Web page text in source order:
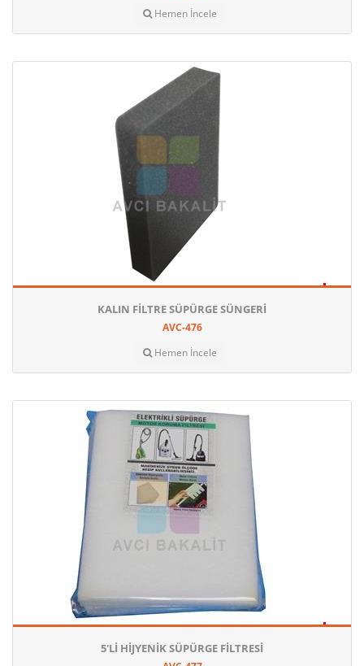
Hemen İncele
KALIN FILTRE SÜPÜRGE SÜNGERI
AVC-476
Hemen İncele
5'LI HIJYENIK SÜPÜRGE FILTRESI